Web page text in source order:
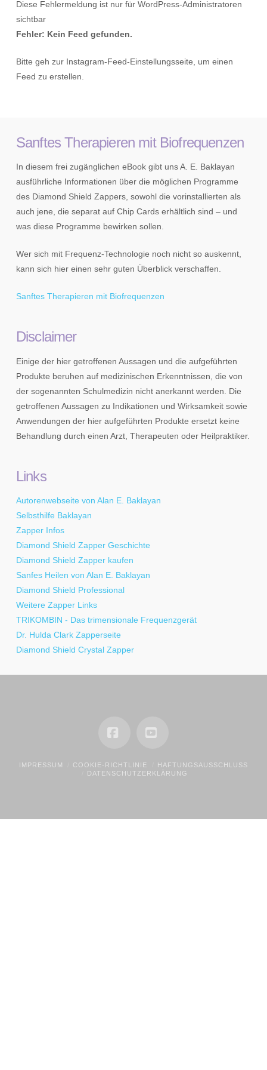
Diese Fehlermeldung ist nur für WordPress-Administratoren
sichtbar
Fehler: Kein Feed gefunden.
Bitte geh zur Instagram-Feed-Einstellungsseite, um einen
Feed zu erstellen.
Sanftes Therapieren mit Biofrequenzen
In diesem frei zugänglichen eBook gibt uns A. E. Baklayan
ausführliche Informationen über die möglichen Programme
des Diamond Shield Zappers, sowohl die vorinstallierten als
auch jene, die separat auf Chip Cards erhältlich sind – und
was diese Programme bewirken sollen.
Wer sich mit Frequenz-Technologie noch nicht so auskennt,
kann sich hier einen sehr guten Überblick verschaffen.
Sanftes Therapieren mit Biofrequenzen
Disclaimer
Einige der hier getroffenen Aussagen und die aufgeführten
Produkte beruhen auf medizinischen Erkenntnissen, die von
der sogenannten Schulmedizin nicht anerkannt werden. Die
getroffenen Aussagen zu Indikationen und Wirksamkeit sowie
Anwendungen der hier aufgeführten Produkte ersetzt keine
Behandlung durch einen Arzt, Therapeuten oder Heilpraktiker.
Links
Autorenwebseite von Alan E. Baklayan
Selbsthilfe Baklayan
Zapper Infos
Diamond Shield Zapper Geschichte
Diamond Shield Zapper kaufen
Sanfes Heilen von Alan E. Baklayan
Diamond Shield Professional
Weitere Zapper Links
TRIKOMBIN - Das trimensionale Frequenzgerät
Dr. Hulda Clark Zapperseite
Diamond Shield Crystal Zapper
FacebookYouTube
IMPRESSUM COOKIE-RICHTLINIE
HAFTUNGSAUSSCHLUSS
DATENSCHUTZERKLÄRUNG